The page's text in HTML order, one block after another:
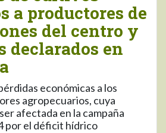
a productores de
del centro y
declarados en
económicas a los
agropecuarios, cuya
afectada en la campaña
por el déficit hídrico